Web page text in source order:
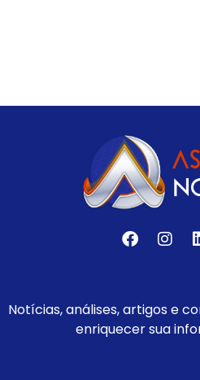
Notícias, análises, artigos e
enriquecer sua